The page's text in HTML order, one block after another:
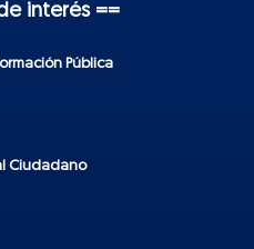
interés ==
Pública
Ciudadano